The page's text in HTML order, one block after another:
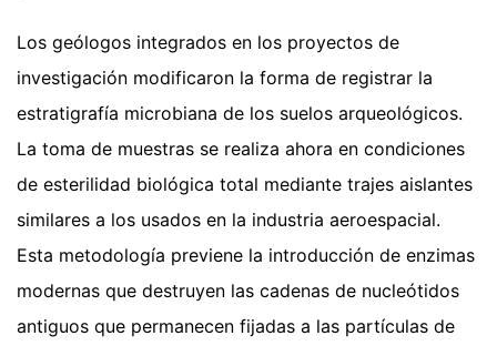
Los geólogos integrados en los proyectos de
investigación modificaron la forma de registrar la
estratigrafía microbiana de los suelos arqueológicos.
La toma de muestras se realiza ahora en condiciones
de esterilidad biológica total mediante trajes aislantes
similares a los usados en la industria aeroespacial.
Esta metodología previene la introducción de enzimas
modernas que destruyen las cadenas de nucleótidos
antiguos que permanecen fijadas a las partículas de